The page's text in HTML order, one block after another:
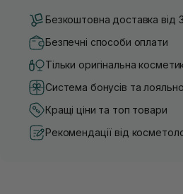
Безкоштовна доставка від
Безпечні способи оплати
Тільки оригінальна
Система бонусів та
Кращі ціни та топ товари
Рекомендації від